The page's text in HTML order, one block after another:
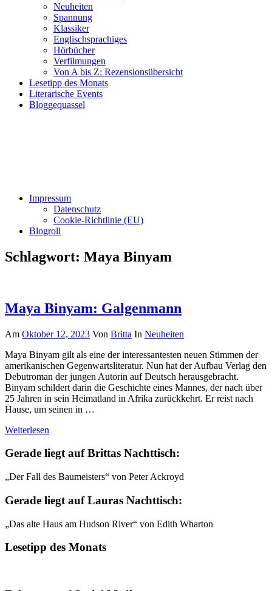
Neuheiten
Spannung
Klassiker
Englischsprachiges
Hörbücher
Verfilmungen
Von A bis Z: Rezensionsübersicht
Lesetipp des Monats
Literarische Events
Bloggequassel
Impressum
Datenschutz
Cookie-Richtlinie (EU)
Blogroll
Schlagwort: Maya Binyam
Maya Binyam: Galgenmann
Am Oktober 12, 2023 Von Britta In Neuheiten
Maya Binyam gilt als eine der interessantesten neuen Stimmen der
amerikanischen Gegenwartsliteratur. Nun hat der Aufbau Verlag den
Debutroman der jungen Autorin auf Deutsch herausgebracht.
Binyam schildert darin die Geschichte eines Mannes, der nach über
25 Jahren in sein Heimatland in Afrika zurückkehrt. Er reist nach
Hause, um seinen in …
Weiterlesen
Gerade liegt auf Brittas Nachttisch:
„Der Fall des Baumeisters“ von Peter Ackroyd
Gerade liegt auf Lauras Nachttisch:
„Das alte Haus am Hudson River“ von Edith Wharton
Lesetipp des Monats